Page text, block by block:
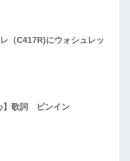
（C417R)にウォシュレッ
】歌詞 ピンイン